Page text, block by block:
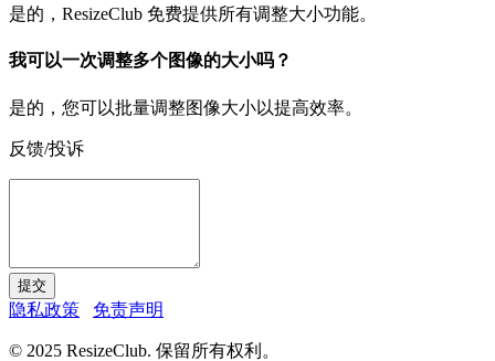
是的，ResizeClub 免费提供所有调整大小功能。
我可以一次调整多个图像的大小吗？
是的，您可以批量调整图像大小以提高效率。
反馈/投诉
提交
隐私政策 免责声明
© 2025 ResizeClub. 保留所有权利。